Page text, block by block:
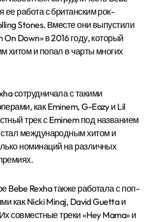
ее работа с британским рок-
Stones. Вместе они выпустили
On Down» в 2016 году, который
хитом и попал в чарты многих
сотрудничала с такими
как Eminem, G-Eazy и Lil
трек с Eminem под названием
международным хитом и
номинаций на различных
Bebe Rexha также работала с поп-
как Nicki Minaj, David Guetta и
совместные треки «Hey Mama» и